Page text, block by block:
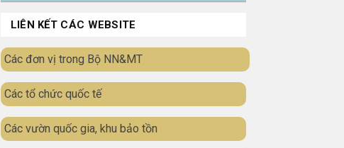
LIÊN KẾT CÁC WEBSITE
Các đơn vị trong Bộ NN&MT
Các tổ chức quốc tế
Các vườn quốc gia, khu bảo tồn